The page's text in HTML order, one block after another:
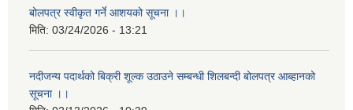
बोलपत्र स्वीकृत गर्ने आशयको सूचना ।।
मिति: 03/24/2026 - 13:21
नदीजन्य पदार्थको बिक्री शूल्क उठाउने सम्बन्धी शिलबन्दी बोलपत्र आब्हानको
सूचना ।।